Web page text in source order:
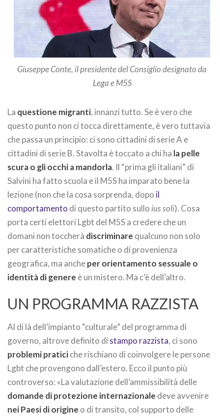
Giuseppe Conte, il presidente del Consiglio designato da
Lega e M5S
La questione migranti, innanzi tutto. Se è vero che
questo punto non ci tocca direttamente, è vero tuttavia
che passa un principio: ci sono cittadini di serie A e
cittadini di serie B. Stavolta è toccato a chi ha la pelle
scura o gli occhi a mandorla. Il “prima gli italiani” di
Salvini ha fatto scuola e il M5S ha imparato bene la
lezione (non che la cosa sorprenda, dopo il
comportamento di questo partito sullo ius soli). Cosa
porta certi elettori Lgbt del M5S a credere che un
domani non toccherà discriminare qualcuno non solo
per caratteristiche somatiche o di provenienza
geografica, ma ancheper orientamento sessuale o
identità di genere è un mistero. Ma c’è dell’altro.
UN PROGRAMMA RAZZISTA
Al di là dell’impianto “culturale” del programma di
governo, altrove definito di stampo razzista, ci sono
problemi praticiche rischiano di coinvolgere le persone
Lgbt che provengono dall’estero. Ecco il punto più
controverso: «La valutazione dell’ammissibilità delle
domande di protezione internazionale deve avvenire
nei Paesi di origine o di transito, col supporto delle